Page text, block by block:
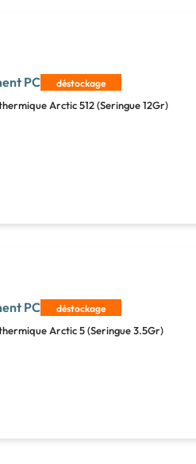
PC déstockage
Arctic 512 (Seringue 12Gr)
PC déstockage
Arctic 5 (Seringue 3.5Gr)